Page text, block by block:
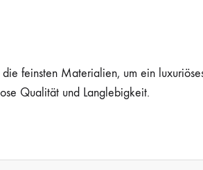
feinsten Materialien, um ein
Qualität und Langlebigkeit.